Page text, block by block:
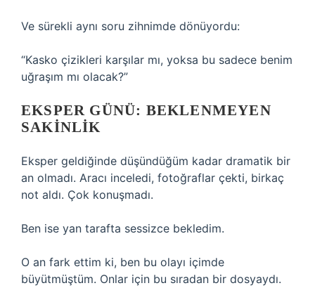
Ve sürekli aynı soru zihnimde dönüyordu:
“Kasko çizikleri karşılar mı, yoksa bu sadece benim
uğraşım mı olacak?”
EKSPER GÜNÜ: BEKLENMEYEN
SAKINLIK
Eksper geldiğinde düşündüğüm kadar dramatik bir
an olmadı. Aracı inceledi, fotoğraflar çekti, birkaç
not aldı. Çok konuşmadı.
Ben ise yan tarafta sessizce bekledim.
O an fark ettim ki, ben bu olayı içimde
büyütmüştüm. Onlar için bu sıradan bir dosyaydı.